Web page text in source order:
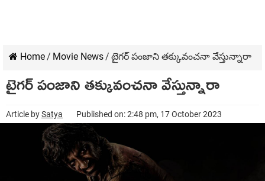
Home/ Movie News/ టైగర్ పంజాని తక్కువంచనా వేస్తున్నారా
టైగర్ పంజాని తక్కువంచనా వేస్తున్నారా
Article bySatya Published on: 2:48 pm, 17 October 2023